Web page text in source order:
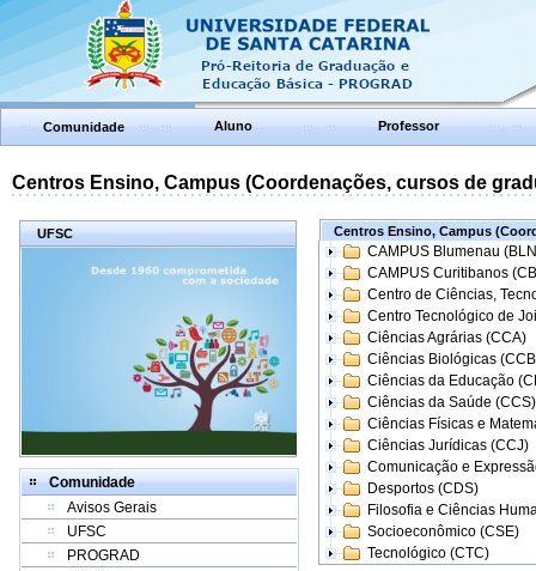
Comunidade Aluno Professor
Centros Ensino, Campus (Coordenações, cursos de
UFSC
Comunidade
Avisos Gerais
UFSC
PROGRAD
Centros Ensino, Campus
CAMPUS Blumenau
CAMPUS Curitibanos
Centro de Ciências,
Centro Tecnológico de
Ciências Agrárias (CCA)
Ciências Biológicas
Ciências da Educação
Ciências da Saúde (CCS)
Ciências Físicas e
Ciências Jurídicas (CCJ)
Comunicação e
Desportos (CDS)
Filosofia e Ciências
Socioeconômico (CSE)
Tecnológico (CTC)